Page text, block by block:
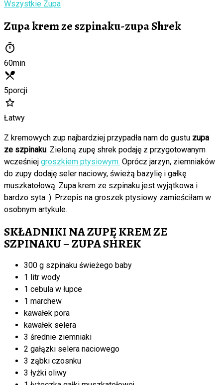
Wszystkie Zupa
Zupa krem ze szpinaku-zupa Shrek
60min
5porcji
Łatwy
Z kremowych zup najbardziej przypadła nam do gustu zupa
ze szpinaku. Zieloną zupę shrek podaję z przygotowanym
wcześniej groszkiem ptysiowym. Oprócz jarzyn, ziemniaków
do zupy dodaję seler naciowy, świeżą bazylię i gałkę
muszkatołową. Zupa krem ze szpinaku jest wyjątkowa i
bardzo syta :). Przepis na groszek ptysiowy zamieściłam w
osobnym artykule.
SKŁADNIKI NA ZUPĘ KREM ZE
SZPINAKU – ZUPA SHREK
300 g szpinaku świeżego baby
1 litr wody
1 cebula w łupce
1 marchew
kawałek pora
kawałek selera
3 średnie ziemniaki
2 gałązki selera naciowego
3 ząbki czosnku
3 łyżki oliwy